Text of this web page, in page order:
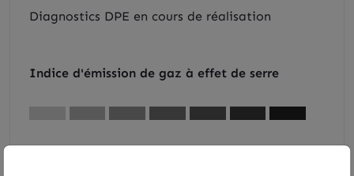
Diagnostics DPE en cours de réalisation
Indice d'émission de gaz à effet de serre